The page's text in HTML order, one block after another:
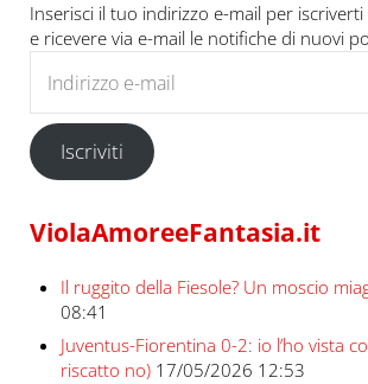
Inserisci il tuo indirizzo e-mail per
e ricevere via e-mail le notifiche di nuovi
Iscriviti
ViolaAmoreeFantasia.it
Il ruggito della Fiesole? Un moscio
08:41
Juventus-Fiorentina 0-2: io l’ho vista
riscatto no) 17/05/2026 12:53